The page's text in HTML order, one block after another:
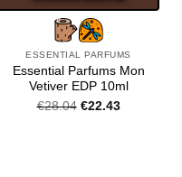
ESSENTIAL PARFUMS
Essential Parfums Mon
Vetiver EDP 10ml
€28.04 Original
€22.43Current